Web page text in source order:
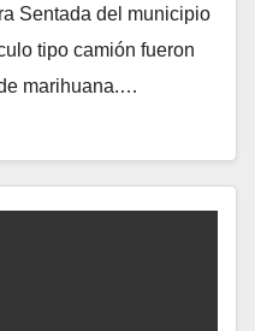
Sentada del municipio
tipo camión fueron
marihuana.…